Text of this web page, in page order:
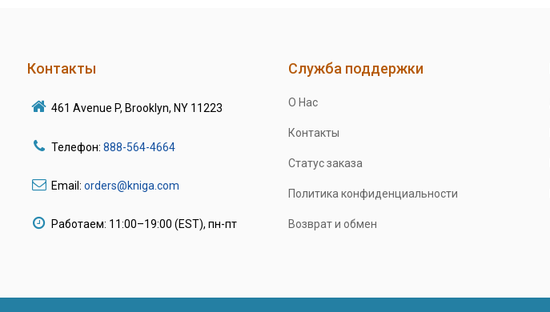
Контакты
461 Avenue P, Brooklyn, NY 11223
Телефон: 888-564-4664
Email: orders@kniga.com
Работаем: 11:00–19:00 (EST), пн-пт
Служба поддержки
О Нас
Контакты
Статус заказа
Политика конфиденциальности
Возврат и обмен